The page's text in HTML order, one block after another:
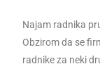
Najam radnika
Obzirom da se
radnike za neki